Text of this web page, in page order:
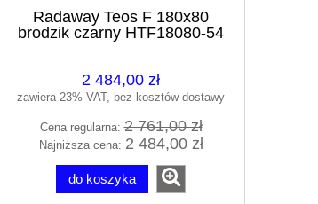
Radaway Teos F 180x80
brodzik czarny HTF18080-54
2 484,00 zł
zawiera 23% VAT, bez kosztów dostawy
Cena regularna:2 761,00 zł
Najniższa cena:2 484,00 zł
do koszyka